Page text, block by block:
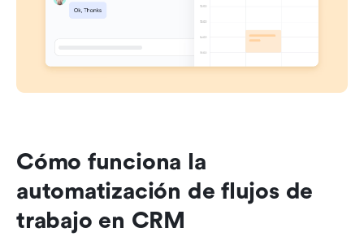
Cómo funciona la
automatización de flujos de
trabajo en CRM